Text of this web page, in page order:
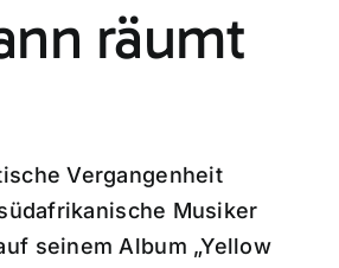
räumt
Vergangenheit
Musiker
seinem Album „Yellow